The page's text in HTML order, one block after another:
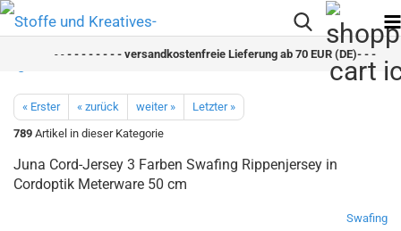
- - - - - - - - versandkostenfreie Lieferung ab 70 EUR (DE)- - - - - -
« Erster « zurück weiter »
Letzter »
789 Artikel in dieser Kategorie
Juna Cord-Jersey 3 Farben Swafing Rippenjersey in
Cordoptik Meterware 50 cm
Swafing